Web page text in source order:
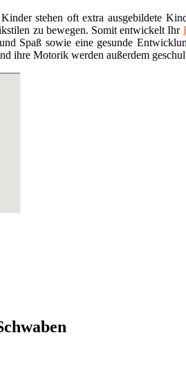
stehen oft extra ausgebildete
zu bewegen. Somit entwickelt Ihr
Spaß sowie eine gesunde
ihre Motorik werden außerdem